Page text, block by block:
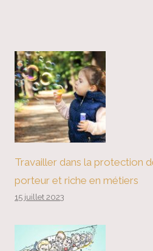
Travailler dans la protection
porteur et riche en métiers
15 juillet 2023